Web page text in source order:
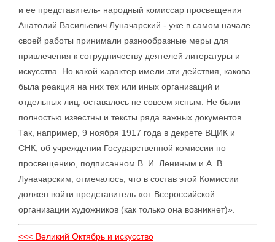
и ее представитель- народный комиссар просвещения
Анатолий Васильевич Луначарский - уже в самом начале
своей работы принимали разнообразные меры для
привлечения к сотрудничеству деятелей литературы и
искусства. Но какой характер имели эти действия, какова
была реакция на них тех или иных организаций и
отдельных лиц, оставалось не совсем ясным. Не были
полностью известны и тексты ряда важных документов.
Так, например, 9 ноября 1917 года в декрете ВЦИК и
СНК, об учреждении Государственной комиссии по
просвещению, подписанном В. И. Лениным и А. В.
Луначарским, отмечалось, что в состав этой Комиссии
должен войти представитель «от Всероссийской
организации художников (как только она возникнет)».
<<< Великий Октябрь и искусство